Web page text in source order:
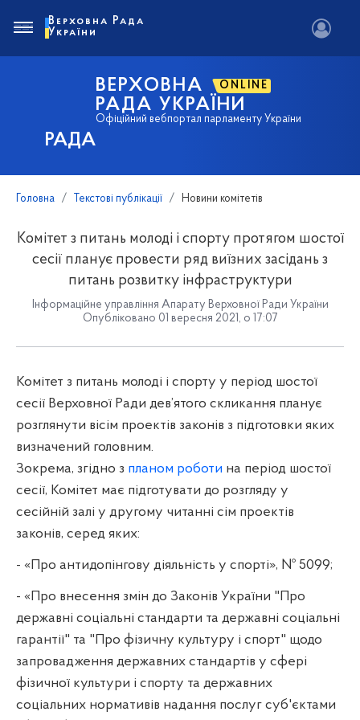
РАДА
ВЕРХОВНА ONLINE
РАДА УКРАЇНИ
Офіційний вебпортал парламенту України
Верховна Рада
України
Головна Текстові публікації Новини комітетів
Комітет з питань молоді і спорту протягом шостої
сесії планує провести ряд виїзних засідань з
питань розвитку інфраструктури
Інформаційне управління Апарату Верховної Ради України
Опубліковано 01 вересня 2021, о 17:07
Комітет з питань молоді і спорту у період шостої
сесії Верховної Ради дев’ятого скликання планує
розглянути вісім проектів законів з підготовки яких
визначений головним.
Зокрема, згідно з планом роботи на період шостої
сесії, Комітет має підготувати до розгляду у
сесійній залі у другому читанні сім проектів
законів, серед яких:
- «Про антидопінгову діяльність у спорті», № 5099;
- «Про внесення змін до Законів України "Про
державні соціальні стандарти та державні соціальні
гарантії" та "Про фізичну культуру і спорт" щодо
запровадження державних стандартів у сфері
фізичної культури і спорту та державних
соціальних нормативів надання послуг суб'єктами